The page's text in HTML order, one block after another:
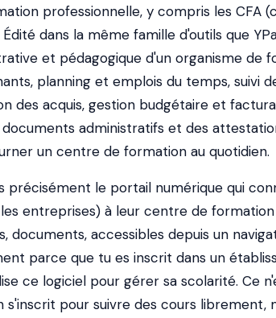
professionnelle, y compris les CFA
dans la même famille d'outils que
et pédagogique d'un organisme de
planning et emplois du temps, suivi
des acquis, gestion budgétaire et
administratifs et des
un centre de formation au quotidien.
précisément le portail numérique qui
entreprises) à leur centre de
documents, accessibles depuis un
parce que tu es inscrit dans un
ce logiciel pour gérer sa scolarité. Ce
s'inscrit pour suivre des cours librement,